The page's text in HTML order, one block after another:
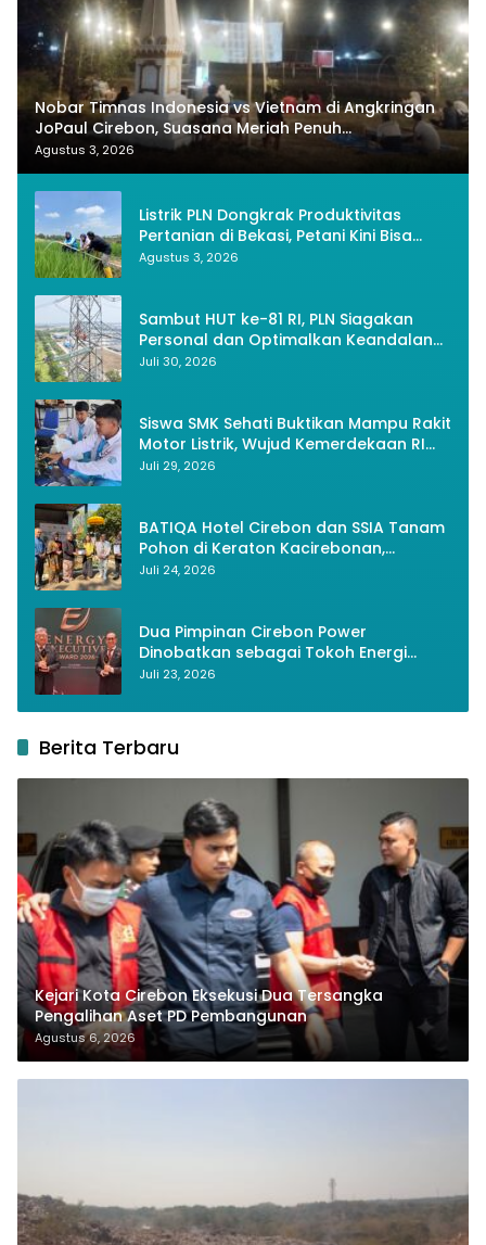
Nobar Timnas Indonesia vs Vietnam di Angkringan
JoPaul Cirebon, Suasana Meriah Penuh
Nasionalisme
Agustus 3, 2026
Listrik PLN Dongkrak Produktivitas
Pertanian di Bekasi, Petani Kini Bisa
Panen Tiga Kali Setahun
Agustus 3, 2026
Sambut HUT ke-81 RI, PLN Siagakan
Personal dan Optimalkan Keandalan
Instalasi Transmisi
Juli 30, 2026
Siswa SMK Sehati Buktikan Mampu Rakit
Motor Listrik, Wujud Kemerdekaan RI
Melalui Inovasi dan Kemandirian
Juli 29, 2026
BATIQA Hotel Cirebon dan SSIA Tanam
Pohon di Keraton Kacirebonan,
Lestarikan Budaya dan Lingkungan
Juli 24, 2026
Dua Pimpinan Cirebon Power
Dinobatkan sebagai Tokoh Energi
Berkelanjutan 2026
Juli 23, 2026
Berita Terbaru
Kejari Kota Cirebon Eksekusi Dua Tersangka
Pengalihan Aset PD Pembangunan
Agustus 6, 2026